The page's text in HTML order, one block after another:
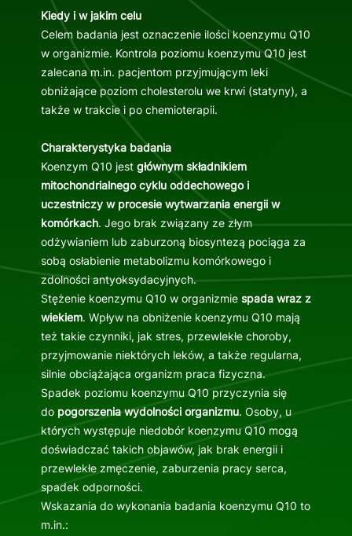
Kiedy i w jakim celu
Celem badania jest oznaczenie ilości koenzymu Q10
w organizmie. Kontrola poziomu koenzymu Q10 jest
zalecana m.in. pacjentom przyjmującym leki
obniżające poziom cholesterolu we krwi (statyny), a
także w trakcie i po chemioterapii.
Charakterystyka badania
Koenzym Q10 jest głównym składnikiem
mitochondrialnego cyklu oddechowego i
uczestniczy w procesie wytwarzania energii w
komórkach. Jego brak związany ze złym
odżywianiem lub zaburzoną biosyntezą pociąga za
sobą osłabienie metabolizmu komórkowego i
zdolności antyoksydacyjnych.
Stężenie koenzymu Q10 w organizmie spada wraz z
wiekiem. Wpływ na obniżenie koenzymu Q10 mają
też takie czynniki, jak stres, przewlekłe choroby,
przyjmowanie niektórych leków, a także regularna,
silnie obciążająca organizm praca fizyczna.
Spadek poziomu koenzymu Q10 przyczynia się
do pogorszenia wydolności organizmu. Osoby, u
których występuje niedobór koenzymu Q10 mogą
doświadczać takich objawów, jak brak energii i
przewlekłe zmęczenie, zaburzenia pracy serca,
spadek odporności.
Wskazania do wykonania badania koenzymu Q10 to
m.in.: